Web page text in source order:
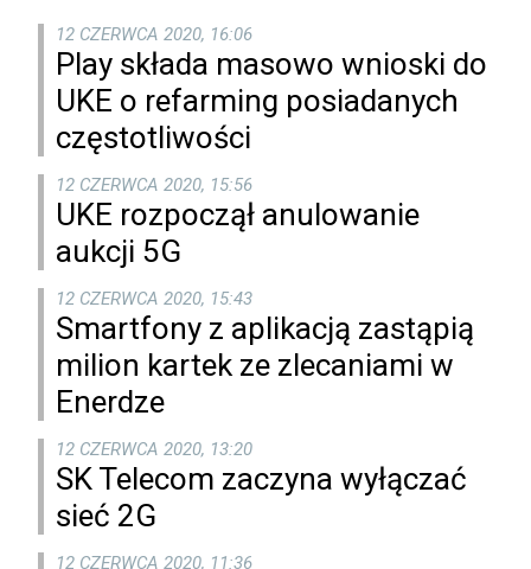
12 CZERWCA 2020, 16:06
Play składa masowo wnioski do
UKE o refarming posiadanych
częstotliwości
12 CZERWCA 2020, 15:56
UKE rozpoczął anulowanie
aukcji 5G
12 CZERWCA 2020, 15:43
Smartfony z aplikacją zastąpią
milion kartek ze zlecaniami w
Enerdze
12 CZERWCA 2020, 13:20
SK Telecom zaczyna wyłączać
sieć 2G
12 CZERWCA 2020, 11:36